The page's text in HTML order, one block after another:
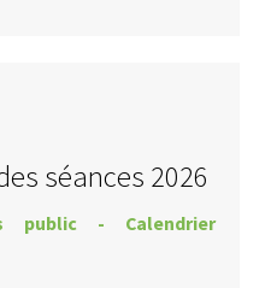
séances 2026
public - Calendrier